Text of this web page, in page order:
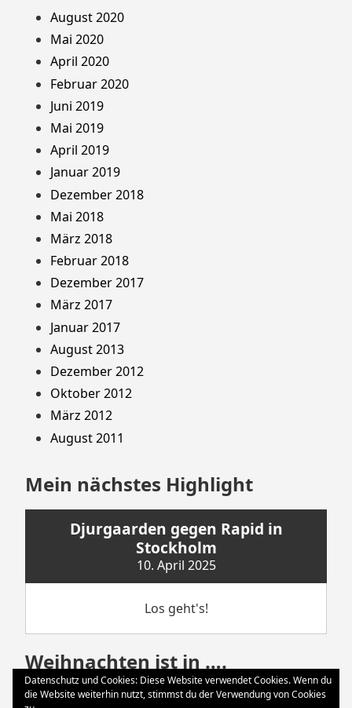
August 2020
Mai 2020
April 2020
Februar 2020
Juni 2019
Mai 2019
April 2019
Januar 2019
Dezember 2018
Mai 2018
März 2018
Februar 2018
Dezember 2017
März 2017
Januar 2017
August 2013
Dezember 2012
Oktober 2012
März 2012
August 2011
Mein nächstes Highlight
Djurgaarden gegen Rapid in
Stockholm
10. April 2025
Los geht's!
Weihnachten ist in ….
Datenschutz und Cookies: Diese Website verwendet Cookies. Wenn du
die Website weiterhin nutzt, stimmst du der Verwendung von Cookies